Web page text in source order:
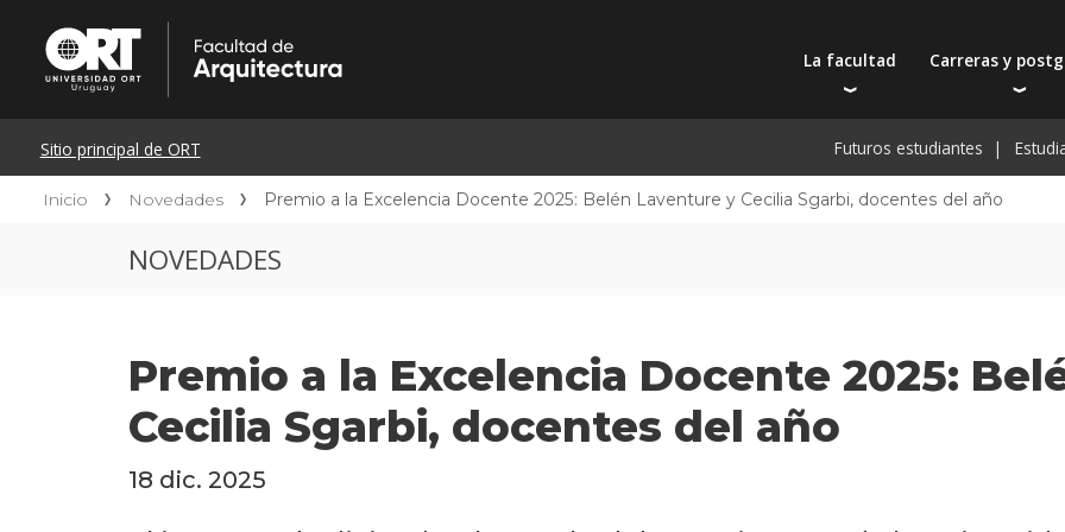
La facultad
Autoridades
Filosofía educativa
Publicaciones
Carreras y
Carreras
Tecnicaturas
Postgrados
Futuros estudiantes
Inicio Novedades Premio a la Excelencia Docente 2025: Belén Laventure y Cecilia Sgarbi, docentes del año
NOVEDADES
Premio a la Excelencia Docente 2025:
Cecilia Sgarbi, docentes del año
18 dic. 2025